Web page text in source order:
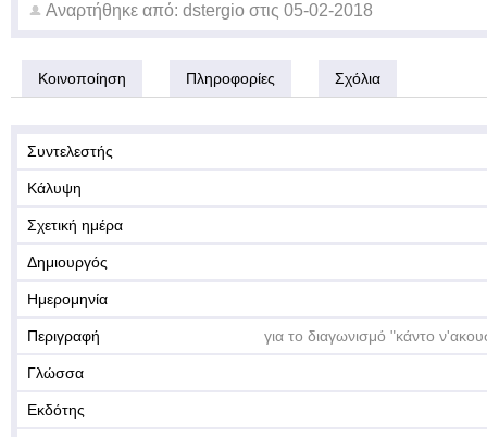
Αναρτήθηκε από: dstergio στις 05-02-2018
Κοινοποίηση Πληροφορίες Σχόλια
Συντελεστής
Κάλυψη
Σχετική ημέρα
Δημιουργός
Ημερομηνία
Περιγραφή για το διαγωνισμό "κάντο
Γλώσσα
Εκδότης